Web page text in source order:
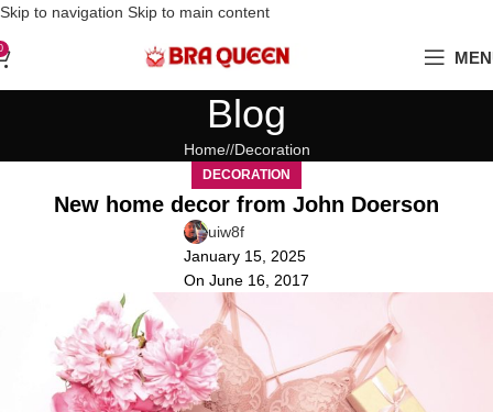
Skip to navigation Skip to main content
Love Your Boobs, Treat Them Right
Blog
Home/ Decoration
DECORATION
New home decor from John Doerson
uiw8f
January 15, 2025
On June 16, 2017